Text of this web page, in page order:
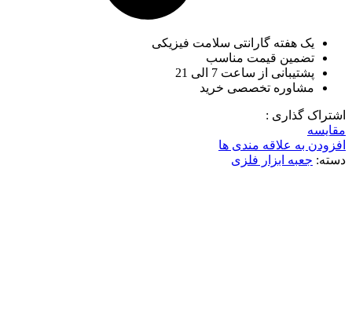
یک هفته گارانتی سلامت فیزیکی
تضمین قیمت مناسب
پشتیبانی از ساعت 7 الی 21
مشاوره تخصصی خرید
اشتراک گذاری :
مقایسه
افزودن به علاقه مندی ها
دسته: جعبه ابزار فلزی